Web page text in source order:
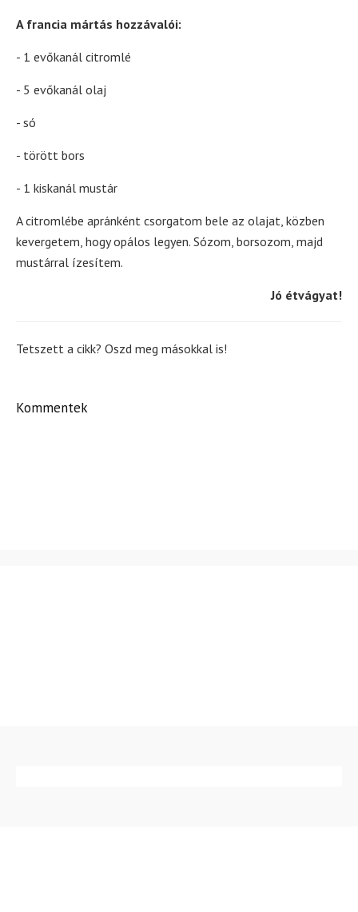
A francia mártás hozzávalói:
- 1 evőkanál citromlé
- 5 evőkanál olaj
- só
- törött bors
- 1 kiskanál mustár
A citromlébe apránként csorgatom bele az olajat, közben
kevergetem, hogy opálos legyen. Sózom, borsozom, majd
mustárral ízesítem.
Jó étvágyat!
Tetszett a cikk? Oszd meg másokkal is!
Kommentek